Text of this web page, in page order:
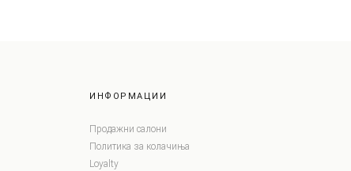
ИНФОРМАЦИИ
Продажни салони
Политика за колачиња
Loyalty